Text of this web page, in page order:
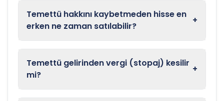
Temettü hakkını kaybetmeden hisse en
erken ne zaman satılabilir?
+
Temettü gelirinden vergi (stopaj) kesilir
mi?
+